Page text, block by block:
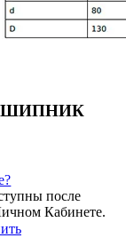
после
Кабинете.